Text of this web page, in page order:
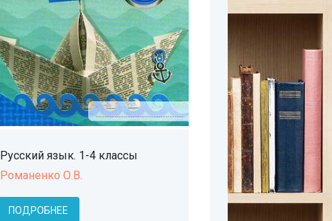
Русский язык. 1-4 классы
Романенко О.В.
ПОДРОБНЕЕ